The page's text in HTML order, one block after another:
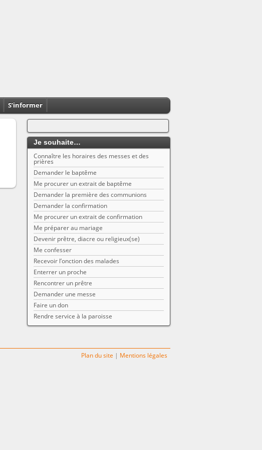
S’informer
Je souhaite…
Connaître les horaires des messes et des
prières
Demander le baptême
Me procurer un extrait de baptême
Demander la première des communions
Demander la confirmation
Me procurer un extrait de confirmation
Me préparer au mariage
Devenir prêtre, diacre ou religieux(se)
Me confesser
Recevoir l’onction des malades
Enterrer un proche
Rencontrer un prêtre
Demander une messe
Faire un don
Rendre service à la paroisse
Plan du site | Mentions légales